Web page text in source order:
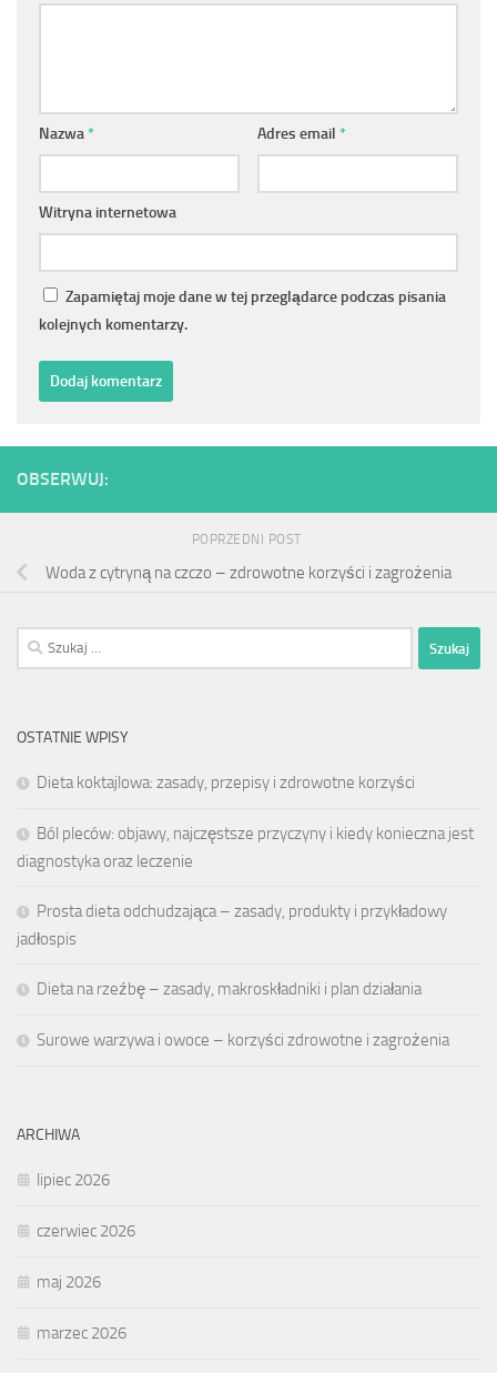
Nazwa* Adres email *
Witryna internetowa
Zapamiętaj moje dane w tej przeglądarce podczas pisania
kolejnych komentarzy.
OBSERWUJ:
POPRZEDNI POST
Woda z cytryną na czczo – zdrowotne korzyści i zagrożenia
Szukaj:
OSTATNIE WPISY
Dieta koktajlowa: zasady, przepisy i zdrowotne korzyści
Ból pleców: objawy, najczęstsze przyczyny i kiedy konieczna jest
diagnostyka oraz leczenie
Prosta dieta odchudzająca – zasady, produkty i przykładowy
jadłospis
Dieta na rzeźbę – zasady, makroskładniki i plan działania
Surowe warzywa i owoce – korzyści zdrowotne i zagrożenia
ARCHIWA
lipiec 2026
czerwiec 2026
maj 2026
marzec 2026